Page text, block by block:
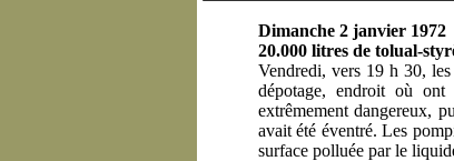
Dimanche 2 janvier 1972
20.000 litres de tolual-
Vendredi, vers 19 h 30,
dépotage, endroit où ont
extrêmement dangereux,
avait été éventré. Les
surface polluée par le